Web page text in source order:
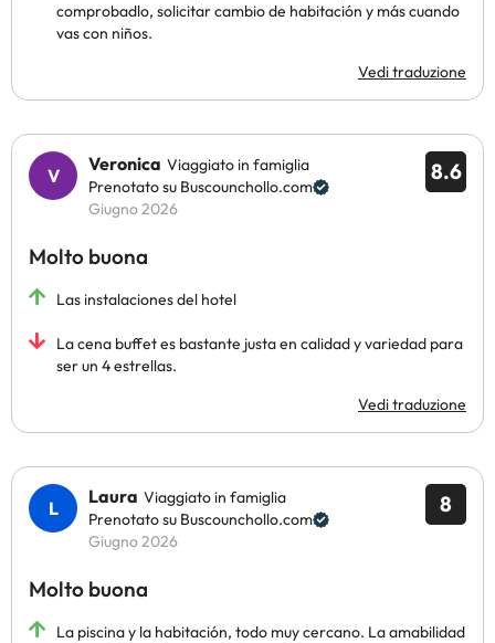
comprobadlo, solicitar cambio de habitación y más cuando
vas con niños.
Vedi traduzione
8.6
Veronica Viaggiato in famiglia
Prenotato su Buscounchollo.com
Giugno 2026
Molto buona
Las instalaciones del hotel
La cena buffet es bastante justa en calidad y variedad para
ser un 4 estrellas.
Vedi traduzione
8
Laura Viaggiato in famiglia
Prenotato su Buscounchollo.com
Giugno 2026
Molto buona
La piscina y la habitación, todo muy cercano. La amabilidad